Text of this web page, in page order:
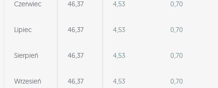
Czerwiec 46,37 4,53 0,70
Lipiec 46,37 4,53 0,70
Sierpień 46,37 4,53 0,70
Wrzesień 46,37 4,53 0,70